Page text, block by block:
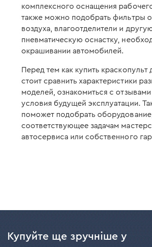
комплексного оснащения
также можно подобрать фильтры
воздуха, влагоотделители и
пневматическую оснастку,
окрашивании автомобилей.
Перед тем как купить краскопульт
стоит сравнить характеристики
моделей, ознакомиться с
условия будущей эксплуатации.
поможет подобрать
соответствующее задачам
автосервиса или собственного
Купуйте ще зручніше у